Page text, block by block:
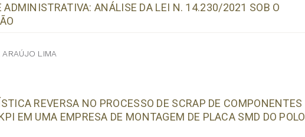
ADMINISTRATIVA: ANÁLISE DA LEI N. 14.230/2021 SOB O
ARAÚJO LIMA
REVERSA NO PROCESSO DE SCRAP DE COMPONENTES
EM UMA EMPRESA DE MONTAGEM DE PLACA SMD DO POLO